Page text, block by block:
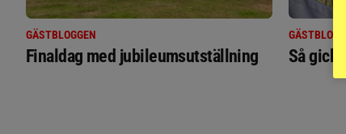
GÄSTBLOGGEN
Finaldag med jubileumsutställning Så gick